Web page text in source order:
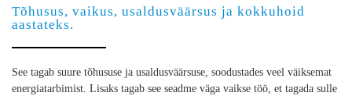
Tõhusus, vaikus, usaldusväärsus ja kokkuhoid
aastateks.
See tagab suure tõhususe ja usaldusväärsuse, soodustades veel väiksemat
energiatarbimist. Lisaks tagab see seadme väga vaikse töö, et tagada sulle